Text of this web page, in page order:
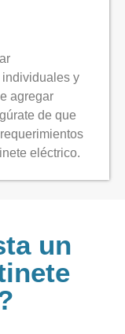
y
agregar
de que
eléctrico.
un